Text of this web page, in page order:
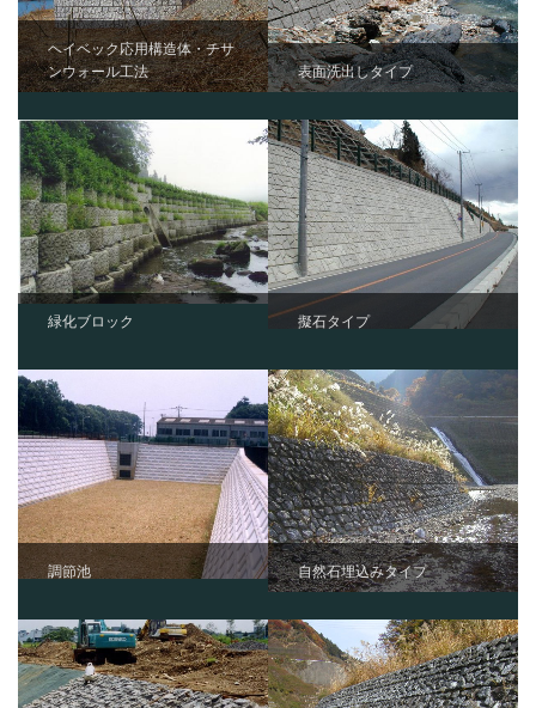
ヘイベック応用構造体・チサ
ンウォール工法
表面洗出しタイプ
緑化ブロック 擬石タイプ
調節池 自然石埋込みタイプ